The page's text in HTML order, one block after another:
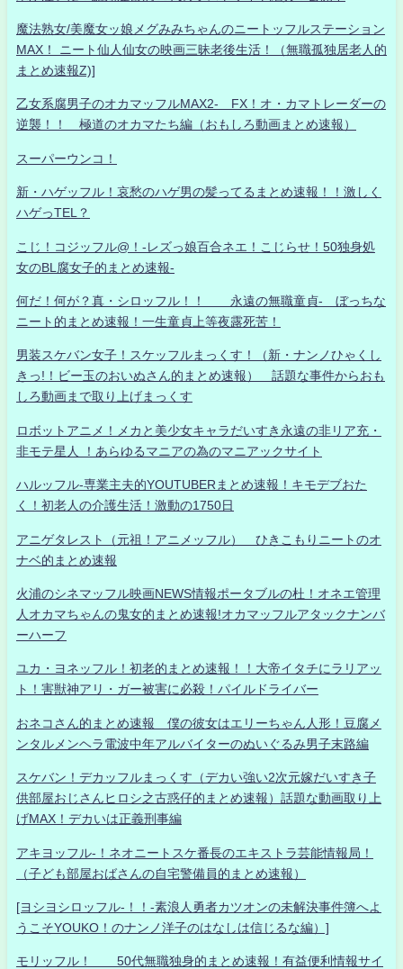
魔法熟女/美魔女ッ娘メグみみちゃんのニートッフルステーション
MAX！ ニート仙人仙女の映画三昧老後生活！（無職孤独居老人的
まとめ速報Z)]
乙女系腐男子のオカマッフルMAX2- FX！オ・カマトレーダーの
逆襲！！ 極道のオカマたち編（おもしろ動画まとめ速報）
スーパーウンコ！
新・ハゲッフル！哀愁のハゲ男の髪ってるまとめ速報！！激しく
ハゲっTEL？
こじ！コジッフル@！-レズっ娘百合ネエ！こじらせ！50独身処
女のBL腐女子的まとめ速報-
何だ！何が？真・シロッフル！！ 永遠の無職童貞- ぼっちな
ニート的まとめ速報！一生童貞上等夜露死苦！
男装スケバン女子！スケッフルまっくす！（新・ナンノひゃくし
きっ!！ビー玉のおいぬさん的まとめ速報） 話題な事件からおも
しろ動画まで取り上げまっくす
ロボットアニメ！メカと美少女キャラだいすき永遠の非リア充・
非モテ星人 ！あらゆるマニアの為のマニアックサイト
ハルッフル-専業主夫的YOUTUBERまとめ速報！キモデブおた
く！初老人の介護生活！激動の1750日
アニゲタレスト（元祖！アニメッフル） ひきこもりニートのオ
ナベ的まとめ速報
火浦のシネマッフル映画NEWS情報ポータブルの杜！オネエ管理
人オカマちゃんの鬼女的まとめ速報!オカマッフルアタックナンバ
ーハーフ
ユカ・ヨネッフル！初老的まとめ速報！！大帝イタチにラリアッ
ト！害獣神アリ・ガー被害に必殺！パイルドライバー
おネコさん的まとめ速報 僕の彼女はエリーちゃん人形！豆腐メ
ンタルメンヘラ電波中年アルバイターのぬいぐるみ男子末路編
スケバン！デカッフルまっくす（デカい強い2次元嫁だいすき子
供部屋おじさんヒロシ之古惑仔的まとめ速報）話題な動画取り上
げMAX！デカいは正義刑事編
アキヨッフル-！ネオニートスケ番長のエキストラ芸能情報局！
（子ども部屋おばさんの自宅警備員的まとめ速報）
[ヨシヨシロッフル-！！-素浪人勇者カツオンの未解決事件簿へよ
うこそYOUKO！のナンノ洋子のはなしは信じるな編）]
モリッフル！ 50代無職独身的まとめ速報！有益便利情報サイ